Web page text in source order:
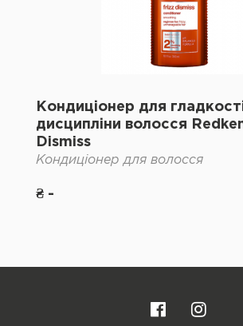
Кондиціонер для гладкості
дисципліни волосся
Dismiss
Кондиціонер для волосся
₴ -